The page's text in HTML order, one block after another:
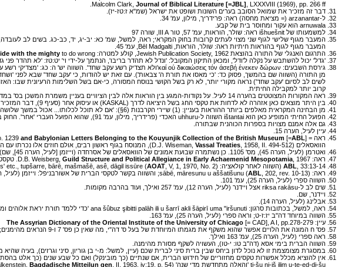
Malcolm Clark, Journal of Biblical Literature [=JBL]
, LXXXVIII (1969), pp. 266 ff.
דבר זה מזכיר את שמואל הסובב בערים השונות ושופט את ישראל (שמ"א ז:טז-יז).
ל-arzanantar (= מציאת מחסה) ראה: פרידריך, מילון, עמ' 34.
arnuwala הוא עקור ומחוסר בית של קבע.
למשמעותו של išhuešnit ראה: שולר, הוראות, עמ' 57, טור III A, שורה 97
המעבר מגוף שלישי לגוף שני מצוי לעתים קרובות בחוק המקראי; ראה, למשל, שמ' כא: יב-יג, יד, כב-כג. בשים לב
המעבר מגוף לגוף בהוראות חיתיות ראה: שולר, הוראות, Bēl Madgalti, עמ' 45.
התרגום האנגלי של התורה בהוצאת Jewish Publication Society, 1962, קולע למטרה: You shall neither
with the mighty to do wrong
'גדל' יכול להשתבש על נקלה ל'ודל', ומכאן התיקון המקובל: 'ונדל לא תהדר בריבו', הנתמך על-ידי וי' יט:טז: 'לא תהדר פני
מן התורה (השווה שם בהמשך, פסוק כד: 'כי מאסו את תורת ה' צבאות'). עם זאת יש להודות, כי 'עקב שחד' שבא לפני 'ושחד
לשים לב לסיום 'עקב שחד') נראה מקורי יותר, לא רק בשל הקושי בנוסח המסורה, כי-אם בשל השלימות הרעיונית
קרוב יותר למקבילה החיתית.
ראה המקורות המצוטטים בהערה 14 לעיל. על נקודות-המגע בין הוראות אלה לבין הציוויים בעניין משמרת המשכן בס' במדבר ראה: J. Milgrom,
בין היתר מוצאים כאן אזהרה לא לדחות את טקסי החג בשל היציאה לדרך (KASKAL) או עיסוק אחר (סעיף 9), דבר המזכיר לנו, כמובן, את במ' ט: ט-יד.
מן הבחינה המקראית מאלפים ביותר ההוראות בעניין: (1) שיירי הקרבנות (6§): 'אם לא תוכל לכלותו... אכול במשך שלושה ימים' – השווה וי' ז:טז-יח; יט:ה-ח; (2) המרת בעלי-חיים המיועדים לקרבן (7§) – השווה וי' כז: לב-לג; (3) העבדת בעלי-חיים מן המוקדשין (§7) – השווה דב' טו:יט.
הפועל החיתי המופיע כאן הוא ištantai השווה ל-uhhuru האכדי (פרידריך, מילון, עמ' 91), שהוא הפועל העברי 'אחר'. החוק בדב' כג: כב 'לא תאחר לשלמו' הוא שונה, שכן הוא דן באיחור תשלום הנדר, ולא באיחור הגשת קרבן חובה.
גם אלה אמנם מצויות בספרות הכוהנית שבתורה.
עיין לעיל, הערה 15.
ראה =
1239 and Babylonian Letters Belonging to the Kouyunjik Collection of the British Museum [=ABL
הוואסאלים (D.J. Wiseman,
Vassal Treaties , 1958, II. 494-512), המנוסח בגוף ראשון רבים, אולם חוזים אלו נכרתו עם המדים, ולא עם אזרחי אשור.
ואטרמן (לעיל, הערה 45), מס' 1105. כן נשתמרה שבועת אמונים של הוואסאלים של אסרחדה (וייזמן [לעיל, הערה 45], שם), המנוסחת בגוף ראשון רבים. הלשון והסגנון של שבועה זו דומים מאוד לאלו של 1105,
ראה: D.B. Weisberg,
Guild Structure and Political Allegiance in Early Achaemenid Mesopotamia , 1967. טקסט 1 עבר לאחרונה עיבוד יסודי בידי רנגר; ראה J. Renger,
ABL , 33:13-14 (השווה לאחר קולאציה: S. Parpola, wLetters from Assyrian Scholars' etc., tupšarre, bārē, mašmašē, asê, dāgil issūre ( AOAT , V, 1, 1970, No. 2) 'הסופרים, הרואים, הכוהנים, הרופאים, המסתכלים בציפורים'.
ראה: (
ABL , 202, rev. 10-13) sābē, māresunu u aššatišunu; והשווה בקשר לטקסי הברית של אשורבניפל: וייזמן (לעיל, הערה 45), שורה 5; M. Streck,
השווה ספרי (לעיל, הערה 25), עמ' 101.
שים לב ל-riksa rakāsu אצל ויידנר (לעיל, הערה 12), עמ' 257 ואילך, ועוד בהרבה מקומות.
ויידנר, שם.
אבלינג (לעיל, הערה 14).
ראה, למשל, בכתובות סרגון: ana šûbuz şibitti palāh ili u šarrī akli šāpirī uma "iršunuti 'כדי ללמד תורת יראת אלוהים ומלך שלחתי פקידים ושרים' (לעניין sibittu ראה: S. M. Paul,
השווה במיוחד דה"ב יז:ז-ט; וראה ספרי (לעיל, הערה 25), עמ' 163.
עיין:
The Assyrian Dictionary of the Oriental Institute of the University of Chicago [= CAD], A I, pp.278-279
פס' ח המונה את הלויים אפשר שהוא משקף את מגמתו המיוחדת של בעל ס' דה"י, מה שאין כן פס' 7 ו-9 הנראים מהימנים; ראה פירושו של רודולף לכתובים אלה: W. Rudolph,
ראה ספרי (לעיל, הערה 25), עמ' 163 ואילך.
השווה הברית בימי אסא (דה"ב טו: י-טו), העשויה לשקף מסורת מהימנה.
במסגרת מצומצמת זו לא נוכל לדון ביחס שבין ברית סיני לברית שכם (עיין, למשל: מ-י בן גוריון, סיני וגרזים), בעיה שהיא
ti-šu ni-iš ilim u-te-ed-di-šu 'והאלה מתחדשת מדי שנה' (A. Falkenstein,
Bagdadische Mitteilun gen , II, 1963, iv:19, p. 54). לחידוש שנתי של בריתות ביוון ראה תוקידידס ה, יח: 9: Τόν δέ όρκον ανανέουσθαι κατα ένιαυτον'והאלה תתחדש מדי שנה'.